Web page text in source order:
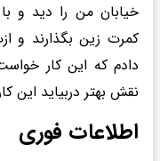
خیابان من را دید و
کمرت زین بگذارند و
دادم که این کار
نقش بهتر دربیاید این
اطلاعات فوری